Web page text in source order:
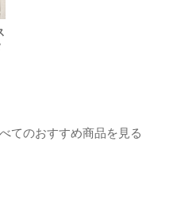
てのおすすめ商品を見る